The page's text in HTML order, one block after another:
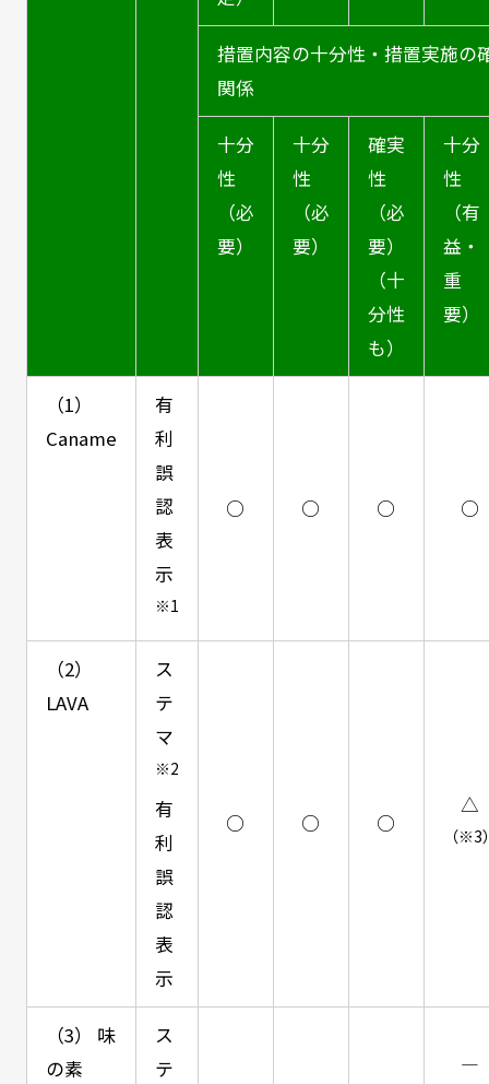
措置内容の十分性・措置実施の
関係
十分
性
（必
要）
十分
性
（必
要）
確実
性
（必
要）
（十
分性
も）
十分
性
（有
益・
重
要）
（1）
Caname
有
利
誤
認
表
示
※1
○ ○ ○ ○
（2）
LAVA
ス
テ
マ
※2
有
利
誤
認
表
示
○ ○ ○
△
（※3
（3） 味
の素
ス
テ
―